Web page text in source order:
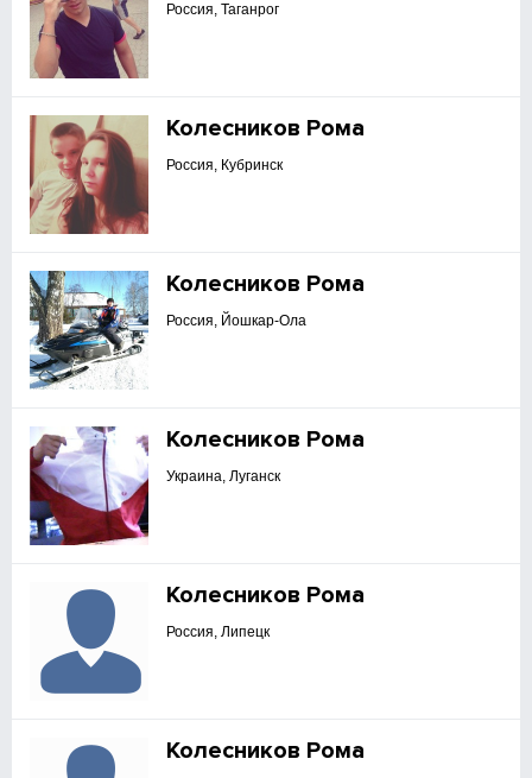
Россия, Таганрог
Колесников Рома
Россия, Кубринск
Колесников Рома
Россия, Йошкар-Ола
Колесников Рома
Украина, Луганск
Колесников Рома
Россия, Липецк
Колесников Рома